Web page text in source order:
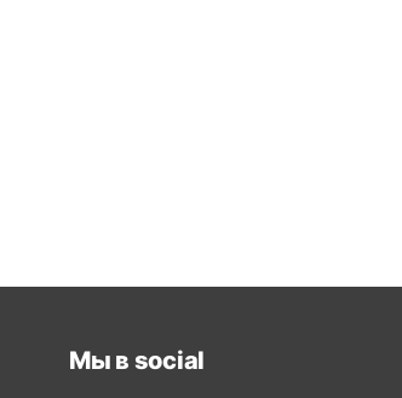
Мы в social